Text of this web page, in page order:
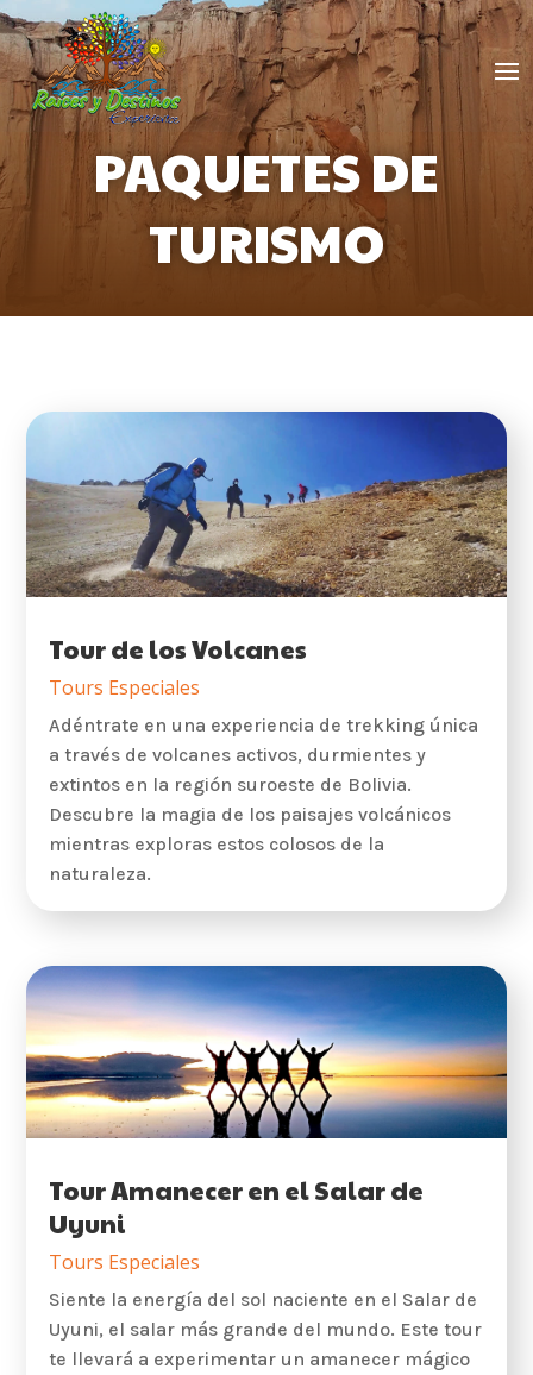
PAQUETES DE
TURISMO
Tour de los Volcanes
Tours Especiales
Adéntrate en una experiencia de trekking única
a través de volcanes activos, durmientes y
extintos en la región suroeste de Bolivia.
Descubre la magia de los paisajes volcánicos
mientras exploras estos colosos de la
naturaleza.
Tour Amanecer en el Salar de
Uyuni
Tours Especiales
Siente la energía del sol naciente en el Salar de
Uyuni, el salar más grande del mundo. Este tour
te llevará a experimentar un amanecer mágico